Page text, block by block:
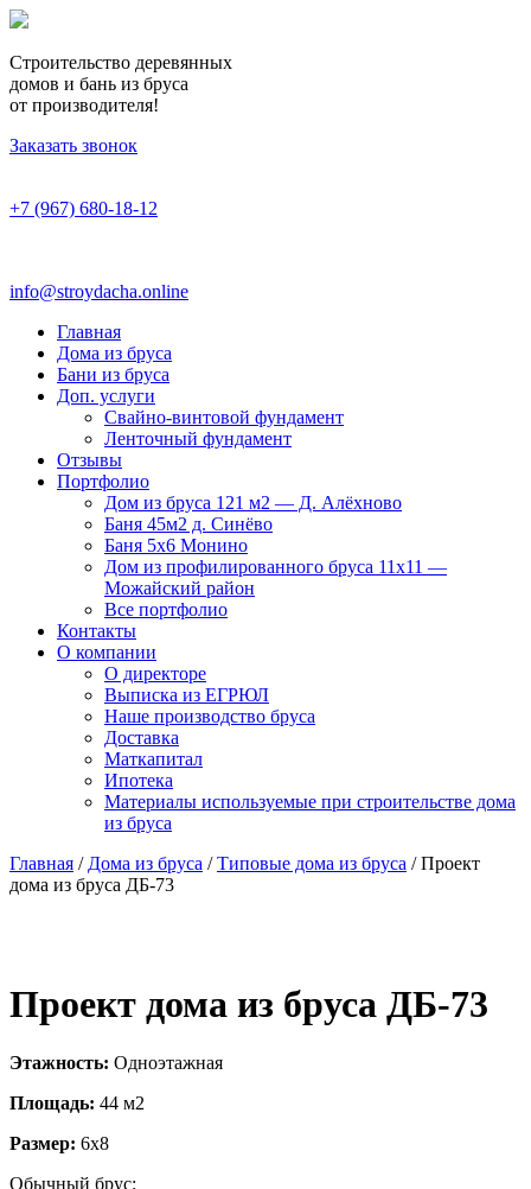
Строительство деревянных
домов и бань из бруса
от производителя!
Заказать звонок
+7 (967) 680-18-12
info@stroydacha.online
Главная
Дома из бруса
Бани из бруса
Доп. услуги
Свайно-винтовой фундамент
Ленточный фундамент
Отзывы
Портфолио
Дом из бруса 121 м2 — Д. Алёхново
Баня 45м2 д. Синёво
Баня 5х6 Монино
Дом из профилированного бруса 11х11 —
Можайский район
Все портфолио
Контакты
О компании
О директоре
Выписка из ЕГРЮЛ
Наше производство бруса
Доставка
Маткапитал
Ипотека
Материалы используемые при строительстве дома
из бруса
Главная / Дома из бруса /Типовые дома из бруса / Проект
дома из бруса ДБ-73
Проект дома из бруса ДБ-73
Этажность: Одноэтажная
Площадь: 44 м2
Размер: 6х8
Обычный брус: